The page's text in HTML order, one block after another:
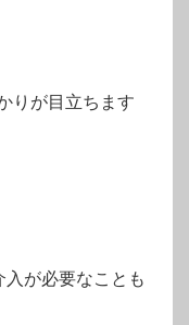
りが目立ちます
が必要なことも